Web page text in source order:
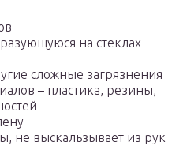
на стеклах
сложные загрязнения
– пластика, резины,
не выскальзывает из рук